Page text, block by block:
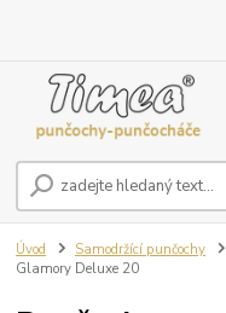
Úvod Samodržící punčochy
Glamory Deluxe 20